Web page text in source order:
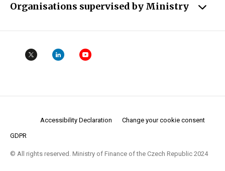
Organisations supervised by Ministry
Accessibility Declaration Change your cookie consent
GDPR
© All rights reserved. Ministry of Finance of the Czech Republic 2024